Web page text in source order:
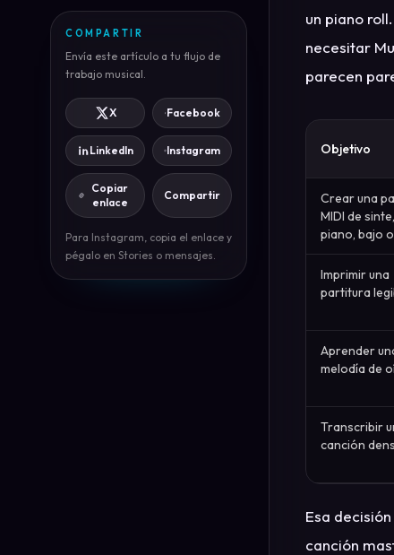
COMPARTIR
Envía este artículo a tu flujo de
trabajo musical.
X Facebook
LinkedIn Instagram
Copiar
enlace
Compartir
Para Instagram, copia el enlace y
pégalo en Stories o mensajes.
un piano
necesitar
parecen
Objetivo
Crear una
MIDI de sinte,
piano, bajo
Imprimir una
partitura
Aprender
melodía de
Transcribir
canción
Esa
canción